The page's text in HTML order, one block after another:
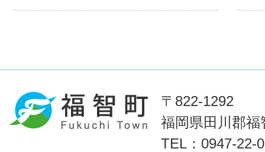
〒822-1292
福岡県田川郡福
TEL：0947-22-